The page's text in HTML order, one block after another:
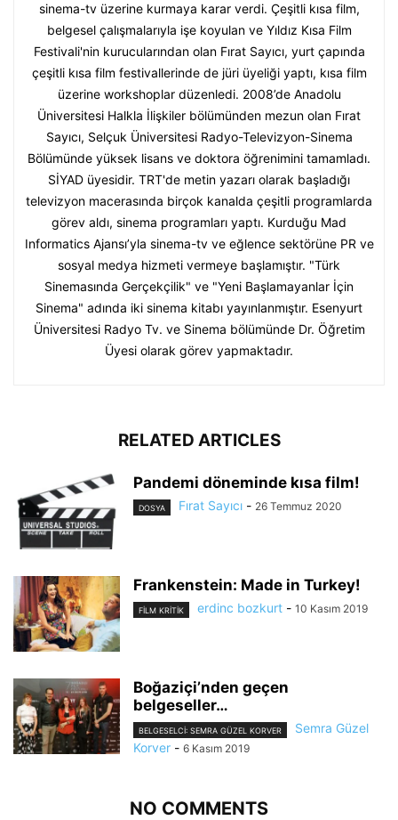
sinema-tv üzerine kurmaya karar verdi. Çeşitli kısa film,
belgesel çalışmalarıyla işe koyulan ve Yıldız Kısa Film
Festivali'nin kurucularından olan Fırat Sayıcı, yurt çapında
çeşitli kısa film festivallerinde de jüri üyeliği yaptı, kısa film
üzerine workshoplar düzenledi. 2008’de Anadolu
Üniversitesi Halkla İlişkiler bölümünden mezun olan Fırat
Sayıcı, Selçuk Üniversitesi Radyo-Televizyon-Sinema
Bölümünde yüksek lisans ve doktora öğrenimini tamamladı.
SİYAD üyesidir. TRT'de metin yazarı olarak başladığı
televizyon macerasında birçok kanalda çeşitli programlarda
görev aldı, sinema programları yaptı. Kurduğu Mad
Informatics Ajansı’yla sinema-tv ve eğlence sektörüne PR ve
sosyal medya hizmeti vermeye başlamıştır. "Türk
Sinemasında Gerçekçilik" ve "Yeni Başlamayanlar İçin
Sinema" adında iki sinema kitabı yayınlanmıştır. Esenyurt
Üniversitesi Radyo Tv. ve Sinema bölümünde Dr. Öğretim
Üyesi olarak görev yapmaktadır.
RELATED ARTICLES
Pandemi döneminde kısa film!
DOSYA Fırat Sayıcı - 26 Temmuz 2020
Frankenstein: Made in Turkey!
FILM KRITIK erdinc bozkurt - 10 Kasım 2019
Boğaziçi’nden geçen
belgeseller…
BELGESELCI: SEMRA GÜZEL KORVER
Semra Güzel
Korver - 6 Kasım 2019
NO COMMENTS